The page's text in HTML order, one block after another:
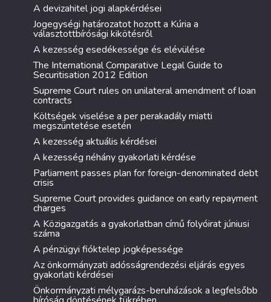
A devizahitel jogi alapkérdései
Jogegységi határozatot hozott a Kúria a
választottbírósági kikötésről
A kezesség esedékessége és elévülése
The International Comparative Legal Guide to
Securitisation 2012 Edition
Supreme Court rules on unilateral amendment of loan
contracts
Költségek viselése a per perakadály miatti
megszüntetése esetén
A kezesség aktuális kérdései
A kezesség néhány gyakorlati kérdése
Parliament passes plan for foreign-denominated debt
crisis
Supreme Court provides guidance on early repayment
charges
A Közigazgatás a gyakorlatban című folyóirat júniusi
száma
A pénzügyi fióktelep jogképessége
Az önkormányzati adósságrendezési eljárás egyes
gyakorlati kérdései
Önkormányzati mélygarázs-beruházások a legfelsőbb